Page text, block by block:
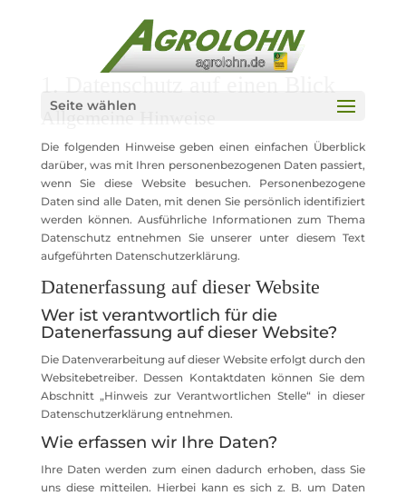
Seite wählen
1. Datenschutz auf einen Blick
Allgemeine Hinweise
Die folgenden Hinweise geben einen einfachen Überblick
darüber, was mit Ihren personenbezogenen Daten passiert,
wenn Sie diese Website besuchen. Personenbezogene
Daten sind alle Daten, mit denen Sie persönlich identifiziert
werden können. Ausführliche Informationen zum Thema
Datenschutz entnehmen Sie unserer unter diesem Text
aufgeführten Datenschutzerklärung.
Datenerfassung auf dieser Website
Wer ist verantwortlich für die
Datenerfassung auf dieser Website?
Die Datenverarbeitung auf dieser Website erfolgt durch den
Websitebetreiber. Dessen Kontaktdaten können Sie dem
Abschnitt „Hinweis zur Verantwortlichen Stelle“ in dieser
Datenschutzerklärung entnehmen.
Wie erfassen wir Ihre Daten?
Ihre Daten werden zum einen dadurch erhoben, dass Sie
uns diese mitteilen. Hierbei kann es sich z. B. um Daten